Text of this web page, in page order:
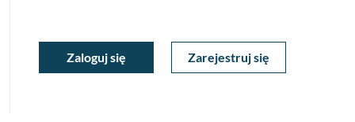
MojeZaloguj się Zarejestruj się